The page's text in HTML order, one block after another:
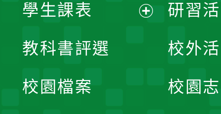
學生課表
教科書評選
校園檔案
研習
校外
校園